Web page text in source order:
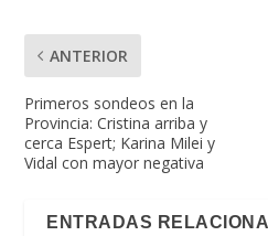
ANTERIOR
Primeros sondeos en la
Provincia: Cristina arriba y
cerca Espert; Karina Milei y
Vidal con mayor negativa
ENTRADAS